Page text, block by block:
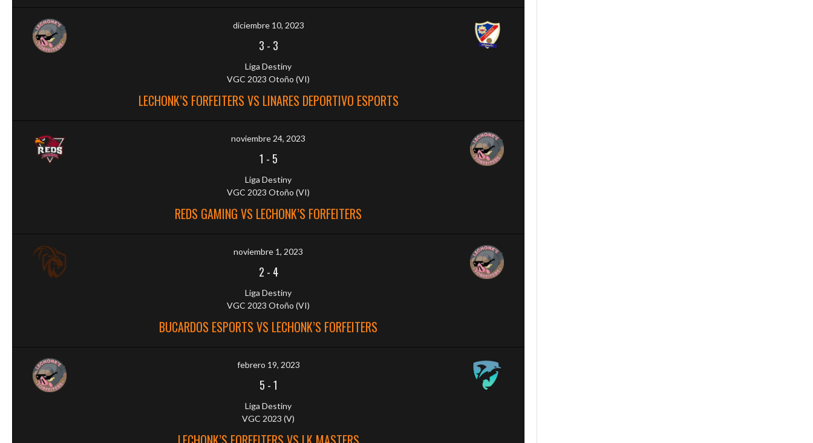
diciembre 10, 2023
3 - 3
Liga Destiny
VGC 2023 Otoño (VI)
LECHONK’S FORFEITERS VS LINARES DEPORTIVO ESPORTS
noviembre 24, 2023
1 - 5
Liga Destiny
VGC 2023 Otoño (VI)
REDS GAMING VS LECHONK’S FORFEITERS
noviembre 1, 2023
2 - 4
Liga Destiny
VGC 2023 Otoño (VI)
BUCARDOS ESPORTS VS LECHONK’S FORFEITERS
febrero 19, 2023
5 -1
Liga Destiny
VGC 2023 (V)